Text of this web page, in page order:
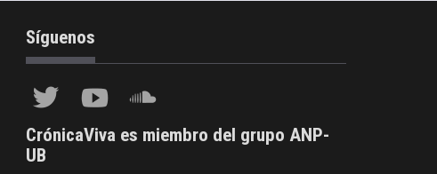
Síguenos
CrónicaViva es miembro del grupo ANP-
UB